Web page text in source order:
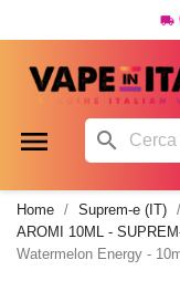

 
Home Suprem-e (IT)
AROMI 10ML -
Watermelon Energy -